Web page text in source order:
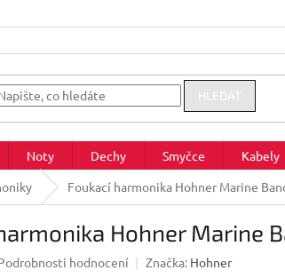
HLEDAT
Noty Dechy Smyčce Kabely
Foukací harmonika Hohner Marine
Hohner Marine
hodnocení Značka: Hohner